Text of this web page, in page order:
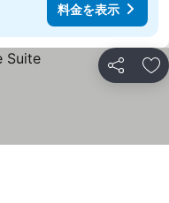
料金を表示
シェア お